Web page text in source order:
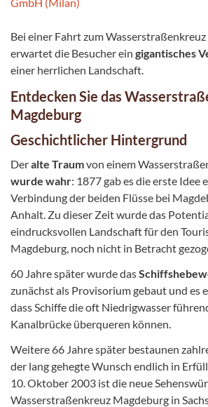
Bei einer Fahrt zum
erwartet die Besucher ein gigantisches
einer herrlichen Landschaft.
Entdecken Sie das
Magdeburg
Geschichtlicher Hintergrund
Deralte Traumvon einem
wurde wahr: 1877 gab es die erste Idee
Verbindung der beiden Flüsse bei
Anhalt. Zu dieser Zeit wurde das
eindrucksvollen Landschaft für den
Magdeburg, noch nicht in Betracht
60 Jahre später wurde das
zunächst als Provisorium gebaut und es
dass Schiffe die oft Niedrigwasser
Kanalbrücke überqueren können.
Weitere 66 Jahre später bestaunen
der lang gehegte Wunsch endlich in
10. Oktober 2003 ist die neue
Wasserstraßenkreuz Magdeburg in